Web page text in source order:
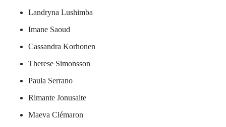
Landryna Lushimba
Imane Saoud
Cassandra Korhonen
Therese Simonsson
Paula Serrano
Rimante Jonusaite
Maeva Clémaron